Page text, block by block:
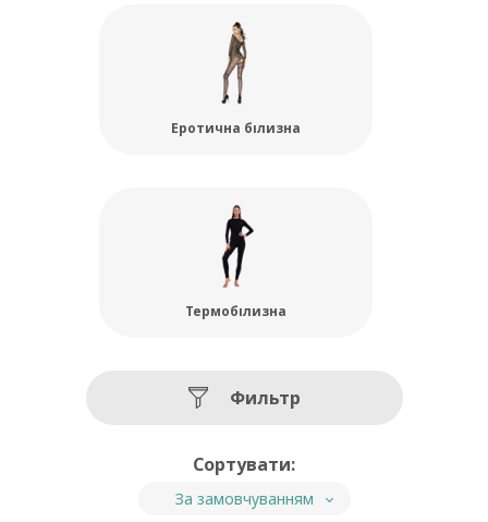
Еротична білизна
Термобілизна
Фильтр
Сортувати:
За замовчуванням